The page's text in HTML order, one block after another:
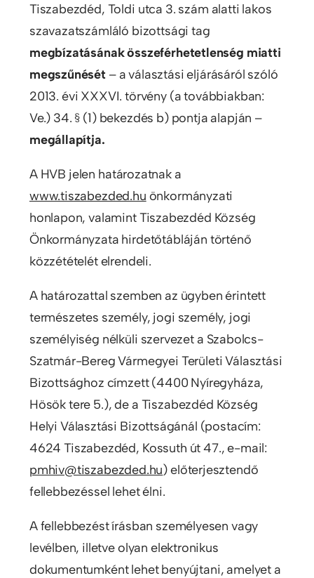
Tiszabezdéd, Toldi utca 3. szám alatti lakos
szavazatszámláló bizottsági tag
megbízatásának összeférhetetlenség miatti
megszűnését – a választási eljárásáról szóló
2013. évi XXXVI. törvény (a továbbiakban:
Ve.) 34. § (1) bekezdés b) pontja alapján –
megállapítja.
A HVB jelen határozatnak a
www.tiszabezded.hu önkormányzati
honlapon, valamint Tiszabezdéd Község
Önkormányzata hirdetőtábláján történő
közzétételét elrendeli.
A határozattal szemben az ügyben érintett
természetes személy, jogi személy, jogi
személyiség nélküli szervezet a Szabolcs-
Szatmár-Bereg Vármegyei Területi Választási
Bizottsághoz címzett (4400 Nyíregyháza,
Hösök tere 5.), de a Tiszabezdéd Község
Helyi Választási Bizottságánál (postacím:
4624 Tiszabezdéd, Kossuth út 47., e-mail:
pmhiv@tiszabezded.hu) előterjesztendő
fellebbezéssel lehet élni.
A fellebbezést írásban személyesen vagy
levélben, illetve olyan elektronikus
dokumentumként lehet benyújtani, amelyet a